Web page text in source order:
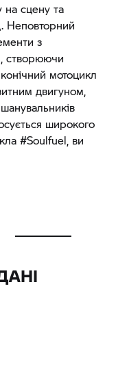
на сцену та
Неповторний
з
створюючи
мотоцикл
двигуном,
широкого
#Soulfuel, ви